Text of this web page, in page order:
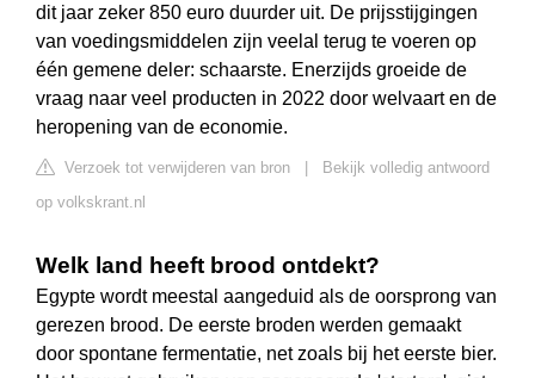
dit jaar zeker 850 euro duurder uit. De prijsstijgingen
van voedingsmiddelen zijn veelal terug te voeren op
één gemene deler: schaarste. Enerzijds groeide de
vraag naar veel producten in 2022 door welvaart en de
heropening van de economie.
Verzoek tot verwijderen van bron
Bekijk volledig antwoord
op volkskrant.nl
Welk land heeft brood ontdekt?
Egypte wordt meestal aangeduid als de oorsprong van
gerezen brood. De eerste broden werden gemaakt
door spontane fermentatie, net zoals bij het eerste bier.